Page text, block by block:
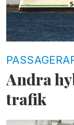
Andra
trafik